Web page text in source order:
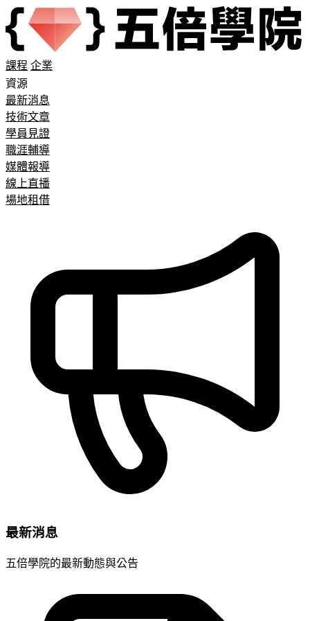
課程 企業
資源
最新消息
技術文章
學員見證
職涯輔導
媒體報導
線上直播
場地租借
最新消息
五倍學院的最新動態與公告